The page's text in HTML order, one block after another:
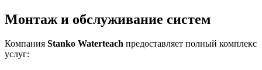
Монтаж и обслуживание систем
Компания Stanko Waterteach предоставляет полный комплекс
услуг: